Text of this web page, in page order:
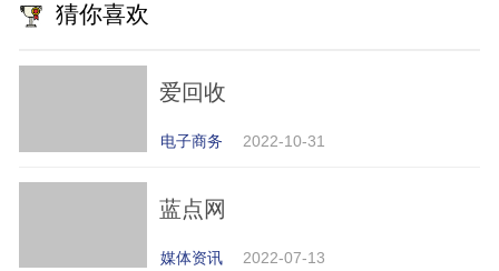
猜你喜欢
爱回收
电子商务 2022-10-31
蓝点网
媒体资讯 2022-07-13